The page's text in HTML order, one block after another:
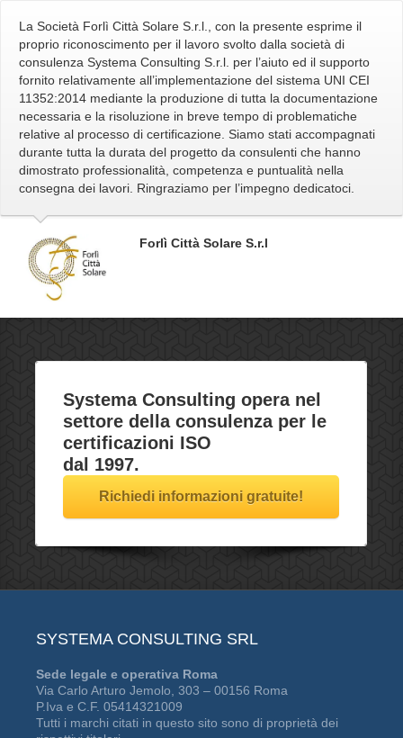
La Società Forlì Città Solare S.r.l., con la presente esprime il
proprio riconoscimento per il lavoro svolto dalla società di
consulenza Systema Consulting S.r.l. per l’aiuto ed il supporto
fornito relativamente all’implementazione del sistema UNI CEI
11352:2014 mediante la produzione di tutta la documentazione
necessaria e la risoluzione in breve tempo di problematiche
relative al processo di certificazione. Siamo stati accompagnati
durante tutta la durata del progetto da consulenti che hanno
dimostrato professionalità, competenza e puntualità nella
consegna dei lavori. Ringraziamo per l’impegno dedicatoci.
Forlì Città Solare S.r.l
Systema Consulting opera nel
settore della consulenzaper le
certificazioni ISO
dal 1997.
Richiedi informazioni gratuite!
SYSTEMA CONSULTING SRL
Sede legale e operativa Roma
Via Carlo Arturo Jemolo, 303 – 00156 Roma
P.Iva e C.F. 05414321009
Tutti i marchi citati in questo sito sono di proprietà dei